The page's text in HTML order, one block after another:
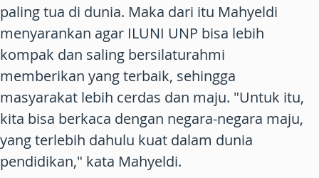
paling tua di dunia. Maka dari itu Mahyeldi
menyarankan agar ILUNI UNP bisa lebih
kompak dan saling bersilaturahmi
memberikan yang terbaik, sehingga
masyarakat lebih cerdas dan maju. "Untuk itu,
kita bisa berkaca dengan negara-negara maju,
yang terlebih dahulu kuat dalam dunia
pendidikan," kata Mahyeldi.